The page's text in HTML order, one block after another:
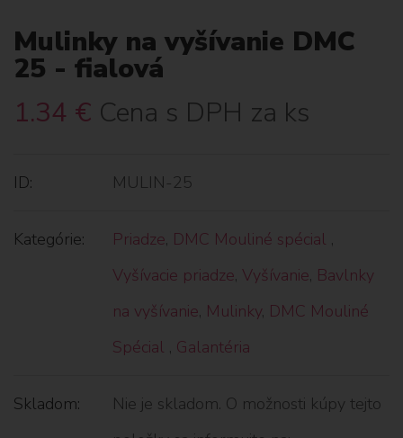
Mulinky na vyšívanie DMC
25 - fialová
1.34 € Cena s DPH za ks
ID: MULIN-25
Kategórie: Priadze, DMC Mouliné spécial ,
Vyšívacie priadze, Vyšívanie, Bavlnky
na vyšívanie, Mulinky, DMC Mouliné
Spécial , Galantéria
Skladom:
Nie je skladom. O možnosti kúpy tejto